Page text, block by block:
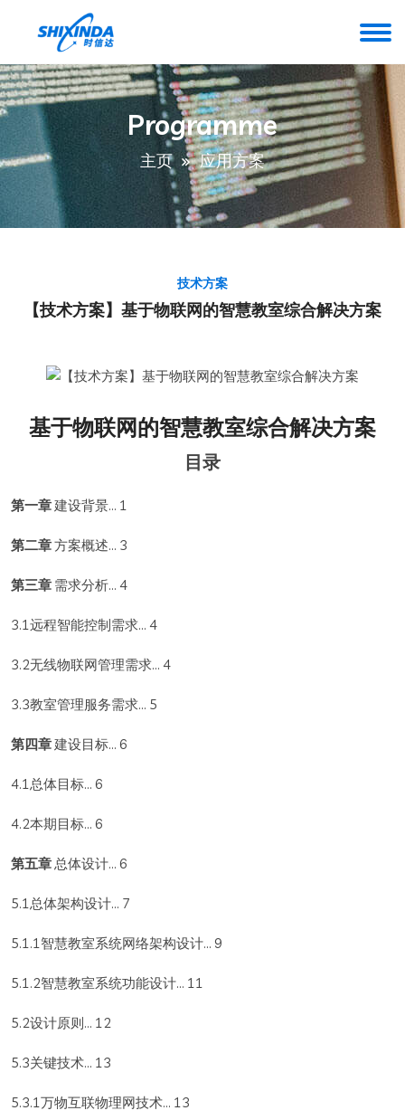
Programme
主页 应用方案
技术方案
【技术方案】基于物联网的智慧教室综合解决方案
基于物联网的智慧教室综合解决方案
目录
第一章建设背景... 1
第二章方案概述... 3
第三章 需求分析... 4
3.1远程智能控制需求... 4
3.2无线物联网管理需求... 4
3.3教室管理服务需求... 5
第四章建设目标... 6
4.1总体目标... 6
4.2本期目标... 6
第五章总体设计... 6
5.1总体架构设计... 7
5.1.1智慧教室系统网络架构设计... 9
5.1.2智慧教室系统功能设计... 11
5.2设计原则... 12
5.3关键技术... 13
5.3.1万物互联物理网技术... 13